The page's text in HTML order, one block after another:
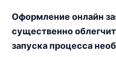
Оформление онлайн
существенно
запуска процесса